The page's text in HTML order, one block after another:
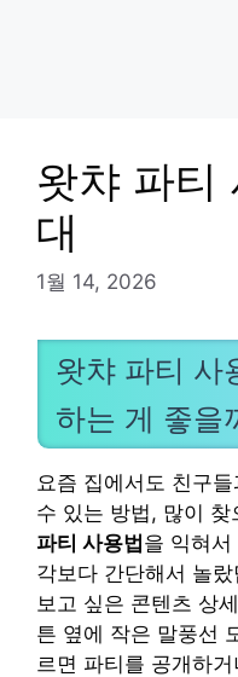
왓챠 파티
대
1월 14, 2026
왓챠 파티 사
하는 게 좋을
요즘 집에서도 친구
수 있는 방법, 많이
파티 사용법을 익혀
각보다 간단해서 놀
보고 싶은 콘텐츠 상
튼 옆에 작은 말풍선
르면 파티를 공개하